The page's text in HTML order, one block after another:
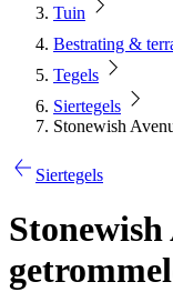
Tuin
Bestrating &
Tegels
Siertegels
Stonewish
Siertegels